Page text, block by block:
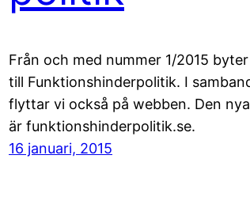
Från och med nummer 1/2015
till Funktionshinderpolitik. I
flyttar vi också på webben. Den
är funktionshinderpolitik.se.
16 januari, 2015